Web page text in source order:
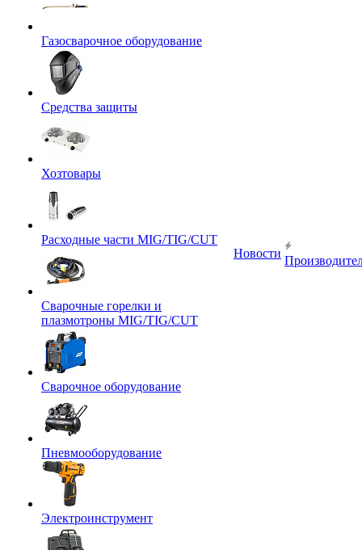
Газосварочное оборудование
Средства защиты
Хозтовары
Расходные части MIG/TIG/CUT
Сварочные горелки и
плазмотроны MIG/TIG/CUT
Сварочное оборудование
Пневмооборудование
Электроинструмент
Новости